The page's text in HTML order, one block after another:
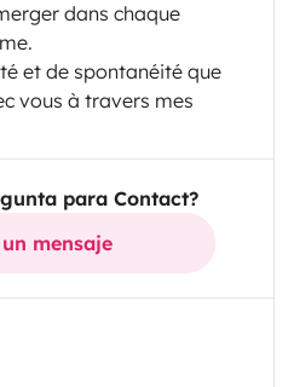
dans chaque
et de spontanéité que
vous à travers mes
para Contact?
mensaje